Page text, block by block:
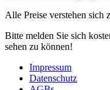
Alle Preise verstehen sich
Bitte melden Sie sich
sehen zu können!
Impressum
Datenschutz